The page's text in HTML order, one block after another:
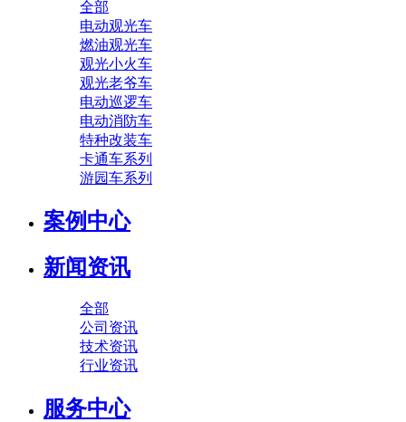
全部
电动观光车
燃油观光车
观光小火车
观光老爷车
电动巡逻车
电动消防车
特种改装车
卡通车系列
游园车系列
案例中心
新闻资讯
全部
公司资讯
技术资讯
行业资讯
服务中心